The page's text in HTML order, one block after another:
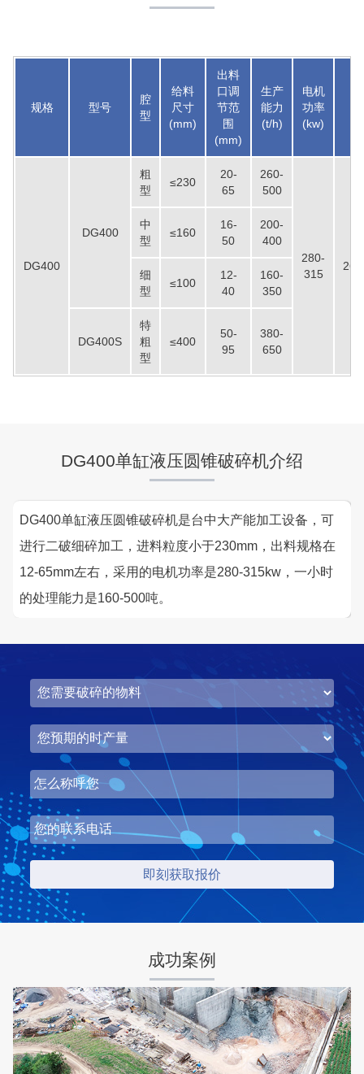
规格 型号
腔
型
给料
尺寸
(mm)
出料
口调
节范
围
(mm)
生产
能力
(t/h)
电机
功率
(kw)
DG400
DG400
粗
型
≤230
20-
65
260-
500
280-
315
中
型
≤160
16-
50
200-
400
细
型
≤100
12-
40
160-
350
DG400S
特
粗
型
≤400
50-
95
380-
650
DG400单缸液压圆锥破碎机介绍
DG400单缸液压圆锥破碎机是台中大产能加工设备，可
进行二破细碎加工，进料粒度小于230mm，出料规格在
12-65mm左右，采用的电机功率是280-315kw，一小时
的处理能力是160-500吨。
成功案例
中昇东浩荆门建材 石灰石
咨询该项目执行经理
湖北省梦皓矿业时产2000吨砂石骨料生产线
项目坐标 设计产能
项目业主 生产原料
咨询该项目执行经理